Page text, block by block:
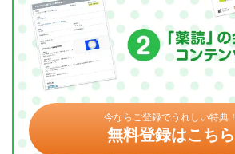
今ならご登録でうれしい特典！
無料登録はこちら